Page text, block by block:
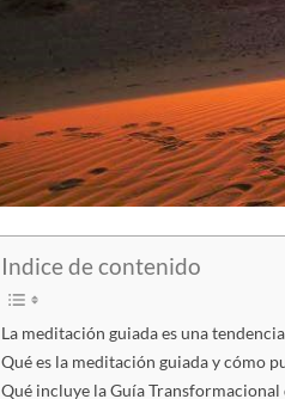
Indice de contenido
La meditación guiada es una
Qué es la meditación guiada y cómo
Qué incluye la Guía